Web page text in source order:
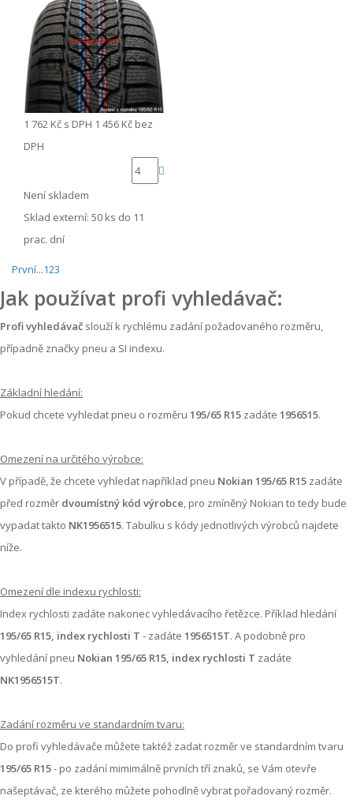
1 762 Kč s DPH 1 456 Kč bez
DPH
Není skladem
Sklad externí: 50 ks do 11
prac. dní
První...123
Jak používat profi vyhledávač:
Profi vyhledávač slouží k rychlému zadání požadovaného rozměru,
případně značky pneu a SI indexu.
Základní hledání:
Pokud chcete vyhledat pneu o rozměru 195/65 R15 zadáte 1956515.
Omezení na určitého výrobce:
V případě, že chcete vyhledat například pneu Nokian 195/65 R15 zadáte
před rozměr dvoumístný kód výrobce, pro zmíněný Nokian to tedy bude
vypadat takto NK1956515. Tabulku s kódy jednotlivých výrobců najdete
níže.
Omezení dle indexu rychlosti:
Index rychlosti zadáte nakonec vyhledávacího řetězce. Příklad hledání
195/65 R15, index rychlosti T - zadáte 1956515T. A podobně pro
vyhledání pneu Nokian 195/65 R15, index rychlosti T zadáte
NK1956515T.
Zadání rozměru ve standardním tvaru:
Do profi vyhledávače můžete taktéž zadat rozměr ve standardním tvaru
195/65 R15- po zadání mimimálně prvních tří znaků, se Vám otevře
našeptávač, ze kterého můžete pohodlně vybrat pořadovaný rozměr.